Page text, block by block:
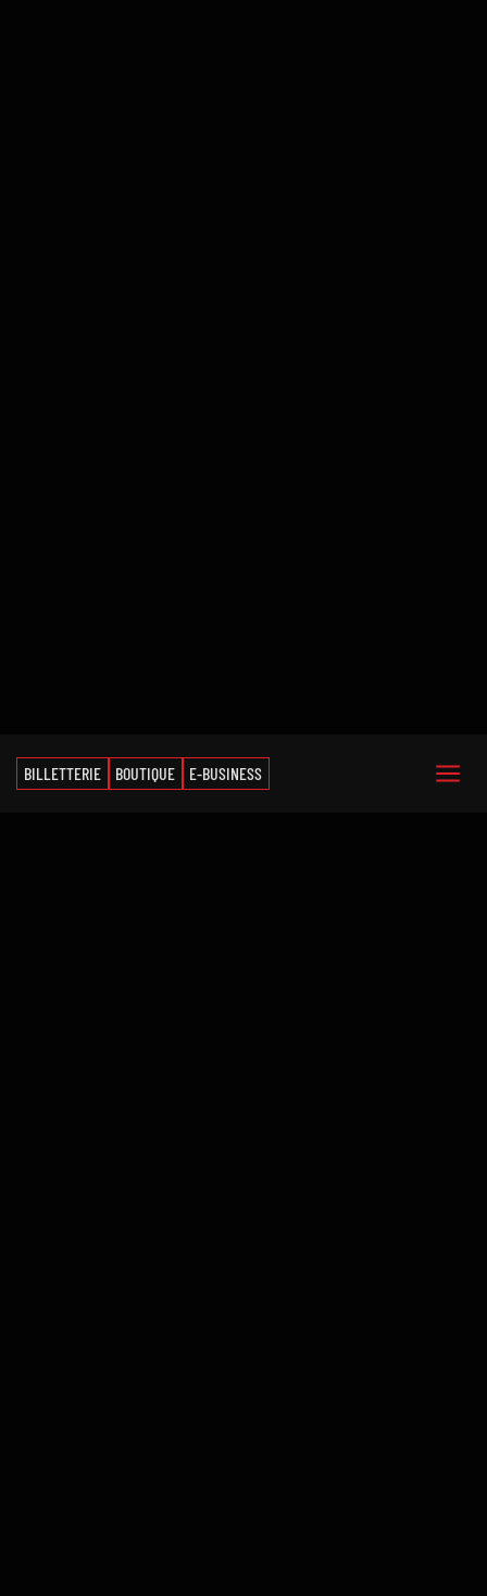
BILLETTERIE BOUTIQUE E-BUSINESS